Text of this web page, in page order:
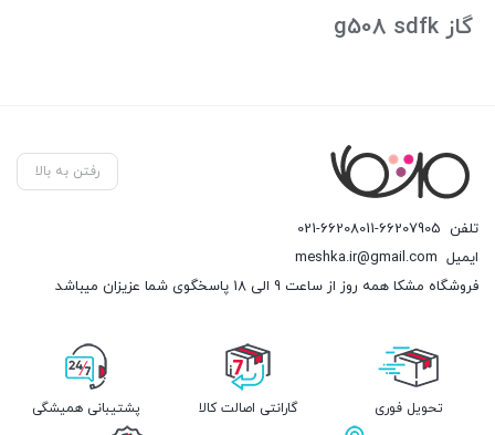
گاز g508 sdfk
رفتن به بالا
تلفن 021-66208011-66207905
ایمیل meshka.ir@gmail.com
فروشگاه مشکا همه روز از ساعت 9 الی 18 پاسخگوی شما عزیزان میباشد
تحویل فوری گارانتی اصالت کالا پشتیبانی همیشگی